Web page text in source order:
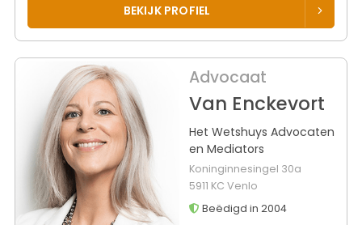
BEKIJK PROFIEL
Advocaat
Van Enckevort
Het Wetshuys Advocaten
en Mediators
Koninginnesingel 30a
5911 KC Venlo
Beëdigd in 2004